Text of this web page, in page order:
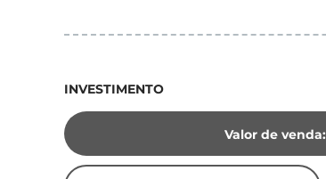
INVESTIMENTO
Valor de venda: